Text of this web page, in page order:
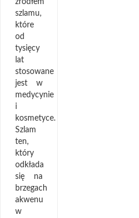
źródłem
szlamu,
które
od
tysięcy
lat
stosowane
jest w
medycynie
i
kosmetyce.
Szlam
ten,
który
odkłada
się na
brzegach
akwenu
w